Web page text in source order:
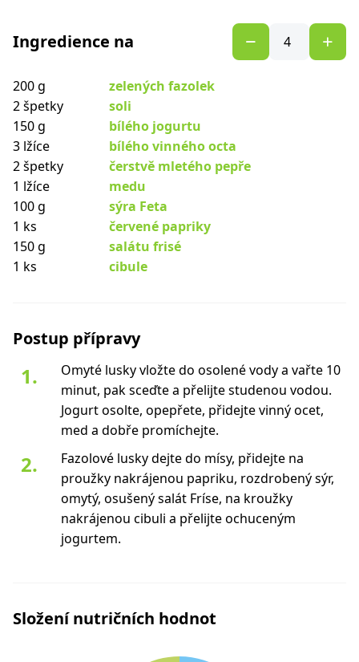
Ingredience na
200 g
zelených fazolek
2 špetky
soli
150 g
bílého jogurtu
3 lžíce
bílého vinného octa
2 špetky
čerstvě mletého pepře
1 lžíce
medu
100 g
sýra Feta
1 ks
červené papriky
150 g
salátu frisé
1 ks
cibule
Postup přípravy
Omyté lusky vložte do osolené vody a vařte 10
minut, pak sceďte a přelijte studenou vodou.
Jogurt osolte, opepřete, přidejte vinný ocet,
med a dobře promíchejte.
Fazolové lusky dejte do mísy, přidejte na
proužky nakrájenou papriku, rozdrobený sýr,
omytý, osušený salát Fríse, na kroužky
nakrájenou cibuli a přelijte ochuceným
jogurtem.
Složení nutričních hodnot